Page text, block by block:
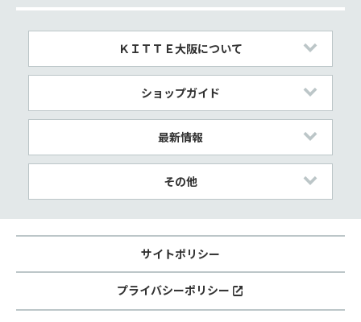
ＫＩＴＴＥ大阪について
ショップガイド
最新情報
その他
サイトポリシー
プライバシーポリシー